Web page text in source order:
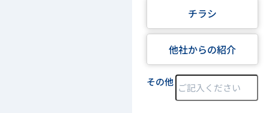
チラシ
他社からの紹介
その他